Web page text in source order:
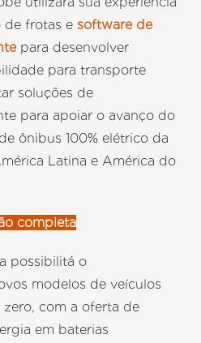
de frotas e software de
para desenvolver
para transporte
soluções de
para apoiar o avanço do
ônibus 100% elétrico da
Latina e América do
completa
possibilitá o
modelos de veículos
zero, com a oferta de
em baterias